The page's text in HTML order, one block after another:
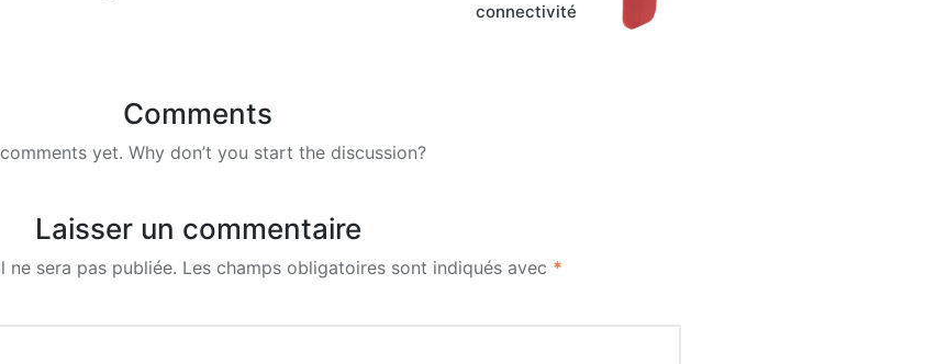
connectivité
Comments
yet. Why don’t you start the discussion?
Laisser un commentaire
ne sera pas publiée. Les champs obligatoires sont indiqués avec *